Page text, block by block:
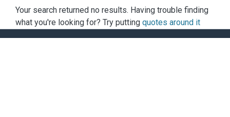
Your search returned no results. Having trouble finding
what you're looking for? Try putting quotes around it